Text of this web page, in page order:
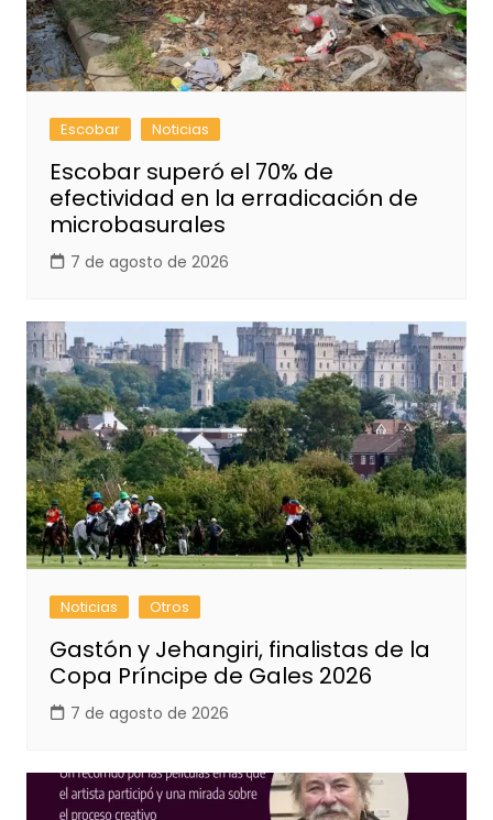
Escobar Noticias
Escobar superó el 70% de
efectividad en la erradicación de
microbasurales
7 de agosto de 2026
Noticias Otros
Gastón y Jehangiri, finalistas de la
Copa Príncipe de Gales 2026
7 de agosto de 2026